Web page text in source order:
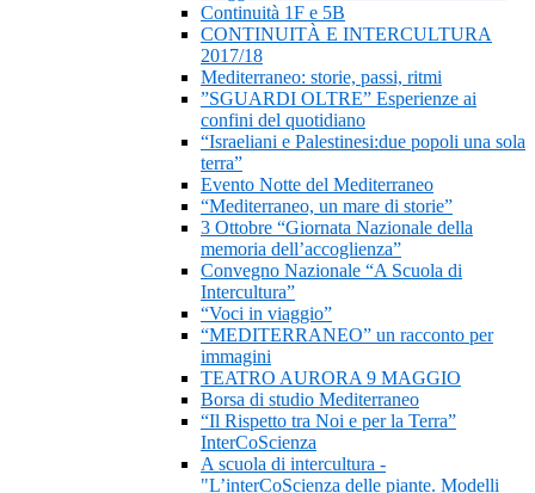
Continuità 1F e 5B
CONTINUITÀ E INTERCULTURA
2017/18
Mediterraneo: storie, passi, ritmi
”SGUARDI OLTRE” Esperienze ai
confini del quotidiano
“Israeliani e Palestinesi:due popoli una sola
terra”
Evento Notte del Mediterraneo
“Mediterraneo, un mare di storie”
3 Ottobre “Giornata Nazionale della
memoria dell’accoglienza”
Convegno Nazionale “A Scuola di
Intercultura”
“Voci in viaggio”
“MEDITERRANEO” un racconto per
immagini
TEATRO AURORA 9 MAGGIO
Borsa di studio Mediterraneo
“Il Rispetto tra Noi e per la Terra”
InterCoScienza
A scuola di intercultura -
"L’interCoScienza delle piante. Modelli